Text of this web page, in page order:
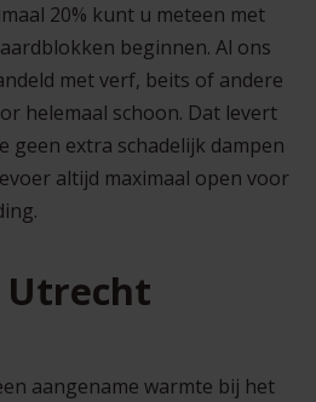
20% kunt u meteen met
beginnen. Al ons
met verf, beits of andere
helemaal schoon. Dat levert
geen extra schadelijk dampen
altijd maximaal open voor
Utrecht
aangename warmte bij het